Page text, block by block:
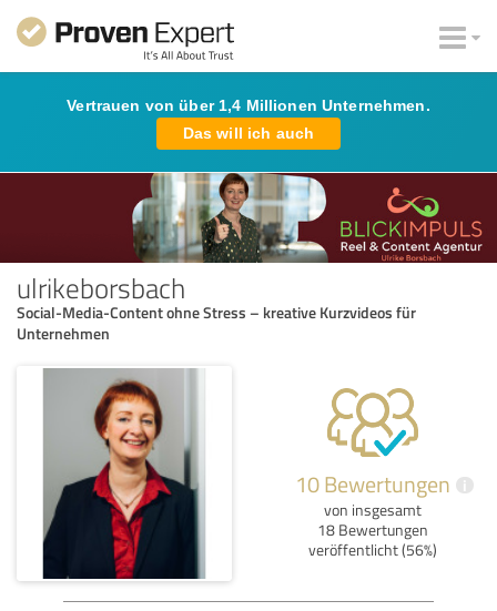
Vertrauen von über 1,4 Millionen Unternehmen.
Das will ich auch
ulrikeborsbach
Social-Media-Content ohne Stress – kreative Kurzvideos für
Unternehmen
10 Bewertungen i
von insgesamt
18 Bewertungen
veröffentlicht (56%)